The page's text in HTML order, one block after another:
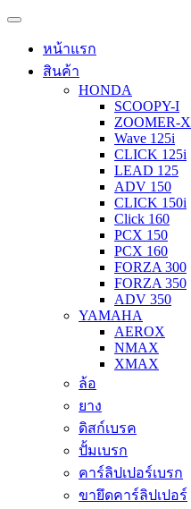
หน้าแรก
สินค้า
HONDA
SCOOPY-I
ZOOMER-X
Wave 125i
CLICK 125i
LEAD 125
ADV 150
CLICK 150i
Click 160
PCX 150
PCX 160
FORZA 300
FORZA 350
ADV 350
YAMAHA
AEROX
NMAX
XMAX
ล้อ
ยาง
ดิสก์เบรค
ปั้มเบรก
คาร์ลิปเปอร์เบรก
ขายึดคาร์ลิปเปอร์